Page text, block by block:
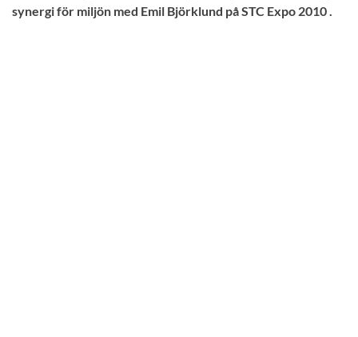
synergi för miljön med Emil Björklund på STC Expo 2010 .